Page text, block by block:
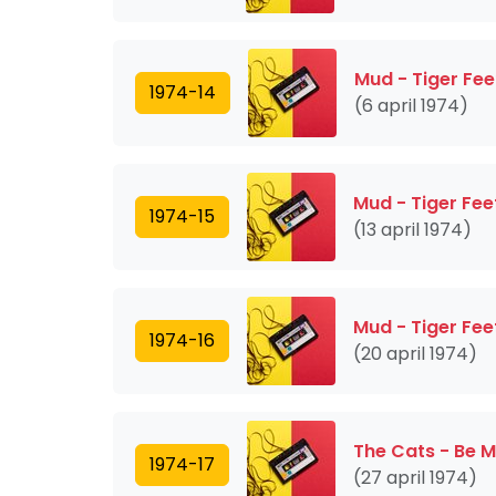
1974-14
Mud - Tiger
(6 april 1974)
1974-15
Mud - Tiger
(13 april 1974)
1974-16
Mud - Tiger
(20 april 1974)
1974-17
The Cats - Be
(27 april 1974)